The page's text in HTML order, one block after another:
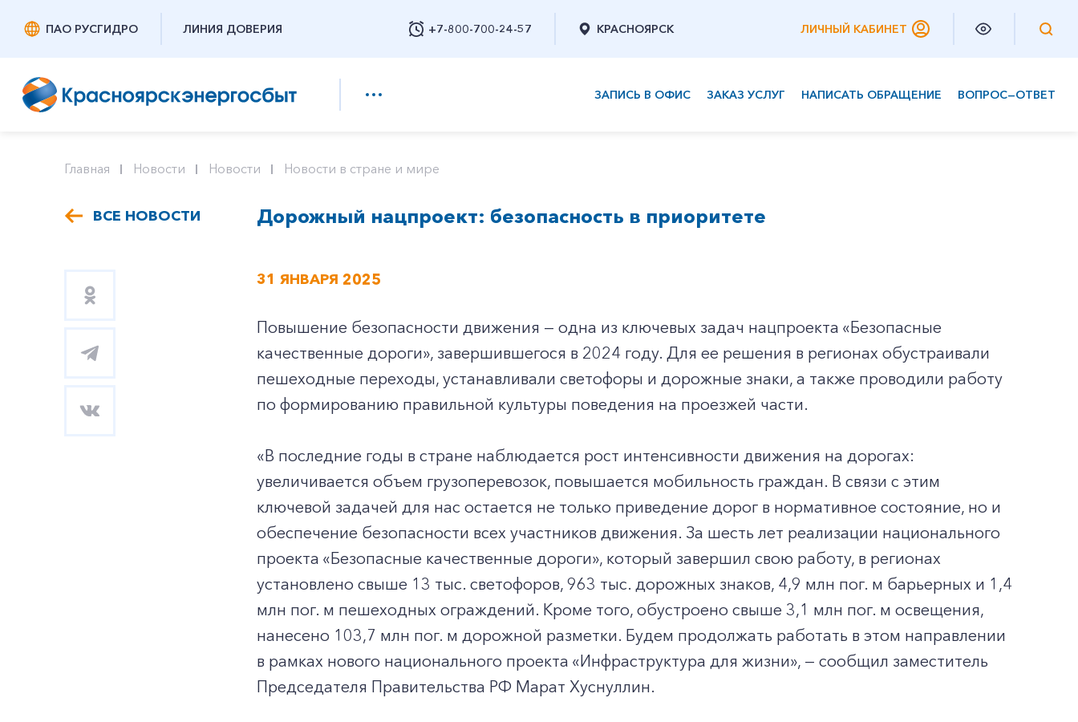
ПАО РУСГИДРО ЛИНИЯ ДОВЕРИЯ +7-800-700-24-57
Заказать обратный звонок
КРАСНОЯРСК ЛИЧНЫЙ КАБИНЕТ
ЗАПИСЬ В ОФИС ЗАКАЗ УСЛУГ НАПИСАТЬ ОБРАЩЕНИЕ ВОПРОС—ОТВЕТ
Главная Новости Новости Новости в стране и мире
ВСЕ НОВОСТИ Дорожный нацпроект: безопасность в приоритете
31 ЯНВАРЯ 2025
Повышение безопасности движения — одна из ключевых задач нацпроекта «Безопасные
качественные дороги», завершившегося в 2024 году. Для ее решения в регионах обустраивали
пешеходные переходы, устанавливали светофоры и дорожные знаки, а также проводили работу
по формированию правильной культуры поведения на проезжей части.
«В последние годы в стране наблюдается рост интенсивности движения на дорогах:
увеличивается объем грузоперевозок, повышается мобильность граждан. В связи с этим
ключевой задачей для нас остается не только приведение дорог в нормативное состояние, но и
обеспечение безопасности всех участников движения. За шесть лет реализации национального
проекта «Безопасные качественные дороги», который завершил свою работу, в регионах
установлено свыше 13 тыс. светофоров, 963 тыс. дорожных знаков, 4,9 млн пог. м барьерных и 1,4
млн пог. м пешеходных ограждений. Кроме того, обустроено свыше 3,1 млн пог. м освещения,
нанесено 103,7 млн пог. м дорожной разметки. Будем продолжать работать в этом направлении
в рамках нового национального проекта «Инфраструктура для жизни», — сообщил заместитель
Председателя Правительства РФ Марат Хуснуллин.